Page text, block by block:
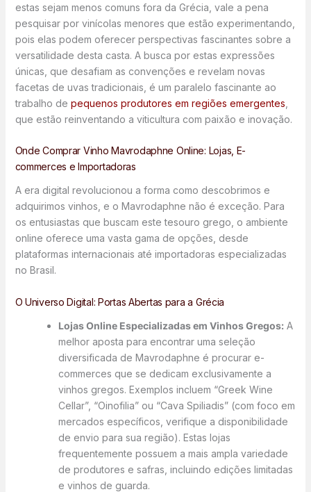
estas sejam menos comuns fora da Grécia, vale a pena
pesquisar por vinícolas menores que estão experimentando,
pois elas podem oferecer perspectivas fascinantes sobre a
versatilidade desta casta. A busca por estas expressões
únicas, que desafiam as convenções e revelam novas
facetas de uvas tradicionais, é um paralelo fascinante ao
trabalho de pequenos produtores em regiões emergentes
que estão reinventando a viticultura com paixão e inovação.
Onde Comprar Vinho Mavrodaphne Online: Lojas, E-
commerces e Importadoras
A era digital revolucionou a forma como descobrimos e
adquirimos vinhos, e o Mavrodaphne não é exceção. Para
os entusiastas que buscam este tesouro grego, o ambiente
online oferece uma vasta gama de opções, desde
plataformas internacionais até importadoras especializadas
no Brasil.
O Universo Digital: Portas Abertas para a Grécia
Lojas Online Especializadas em Vinhos Gregos:A
melhor aposta para encontrar uma seleção
diversificada de Mavrodaphne é procurar e-
commerces que se dedicam exclusivamente a
vinhos gregos. Exemplos incluem “Greek Wine
Cellar”, “Oinofilia” ou “Cava Spiliadis” (com foco em
mercados específicos, verifique a disponibilidade
de envio para sua região). Estas lojas
frequentemente possuem a mais ampla variedade
de produtores e safras, incluindo edições limitadas
e vinhos de guarda.